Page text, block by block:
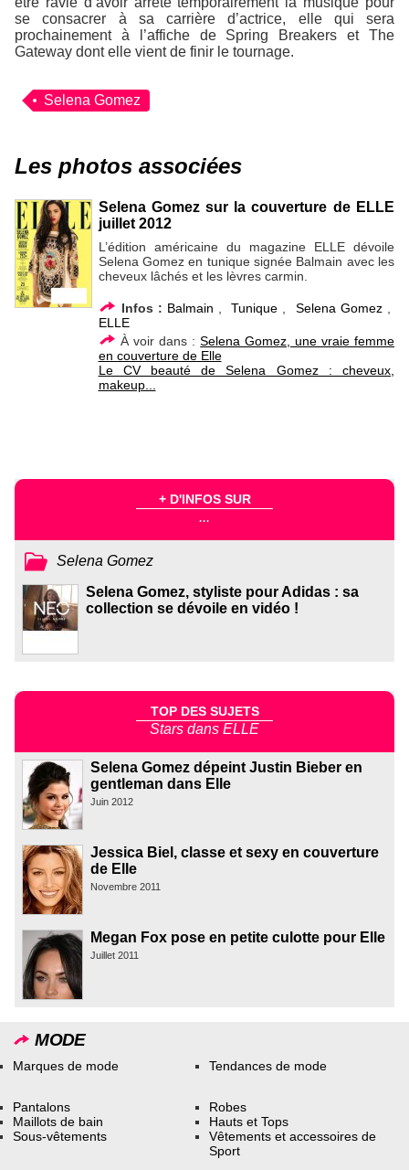
se consacrer à sa carrière d’actrice, elle qui sera
prochainement à l’affiche de Spring Breakers etThe
Gateway dont elle vient de finir le tournage.
Selena Gomez
Les photos associées
Selena Gomez sur la couverture de ELLE
juillet 2012
L’édition américaine du magazine ELLE dévoile
Selena Gomez en tunique signée Balmain avec les
cheveux lâchés et les lèvres carmin.
Infos : Balmain ,Tunique Selena Gomez,
ELLE
À voir dans :Selena Gomez, une vraie femme
en couverture de Elle
Le CV beauté de Selena Gomez : cheveux,
makeup...
+ D'INFOS SUR
...
Selena Gomez
Selena Gomez, styliste pour Adidas : sa
collection se dévoile en vidéo !
TOP DES SUJETS
Stars dans ELLE
Selena Gomez dépeint Justin Bieber en
gentleman dans Elle
Juin 2012
Jessica Biel, classe et sexy en couverture
de Elle
Novembre 2011
Megan Fox pose en petite culotte pour Elle
Juillet 2011
MODE
Marques de mode Tendances de mode
Pantalons
Maillots de bain
Sous-vêtements
Robes
Hauts et Tops
Vêtements et accessoires de
Sport